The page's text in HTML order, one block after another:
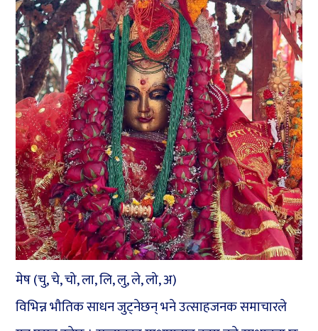
मेष (चु, चे, चो, ला, लि, लु, ले, लो, अ)
विभिन्न भौतिक साधन जुट्नेछन् भने उत्साहजनक समाचारले